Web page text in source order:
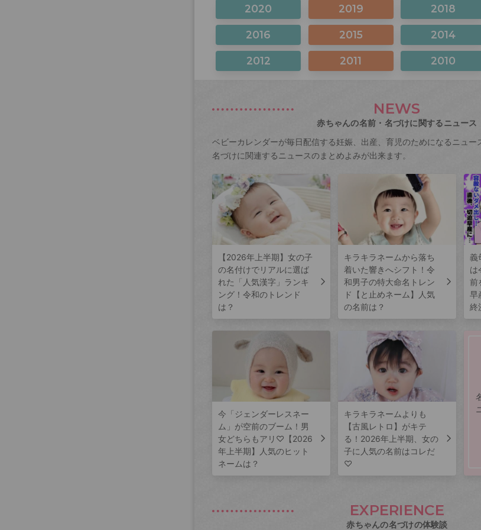
2020 2019 2018
2016 2015 2014
2012 2011 2010
NEWS
赤ちゃんの名前・名づけに関するニュース
ベビーカレンダーが毎日配信する妊娠、出産、育児のためになるニュー
名づけに関連するニュースのまとめよみが出来ます。
【2026年上半期】女の子
の名付けでリアルに選ば
れた「人気漢字」ランキ
ング！令和のトレンド
は？
キラキラネームから落ち
着いた響きへシフト！令
和男子の特大命名トレン
ド【と止めネーム】人気
の名前は？
義
は
前
早
終
今「ジェンダーレスネー
ム」が空前のブーム！男
女どちらもアリ♡【2026
年上半期】人気のヒット
ネームは？
キラキラネームよりも
【古風レトロ】がキテ
る！2026年上半期、女の
子に人気の名前はコレだ
♡
EXPERIENCE
赤ちゃんの名づけの体験談